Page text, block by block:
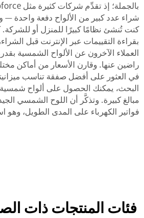
شراء عدد كبير من الألواح دفعة واحدة —
كنت تُنشئ نظامًا كبيرًا للمنزل أو
بقراءة التقييمات عبر الإنترنت قبل
راضين عنها. وقارن الأسعار من أماكن
في العثور على أفضل صفقة تناسب
البحث، يمكنك الحصول على ألواح
مبالغ كبيرة. وتذكَّر أن اللوح الشمسي
فواتير الكهرباء على المدى الطويل، وهو
فئات المنتجات ذات